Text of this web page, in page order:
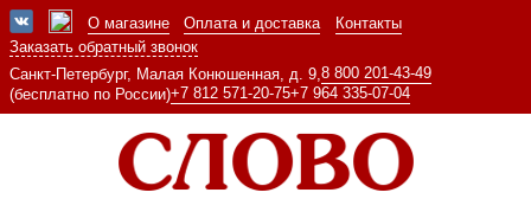
О магазине Оплата и доставка
Контакты
Заказать обратный звонок
Санкт-Петербург, Малая Конюшенная, д. 9, 8 800 201-43-49
(бесплатно по России)+7 812 571-20-75+7 964 335-07-04